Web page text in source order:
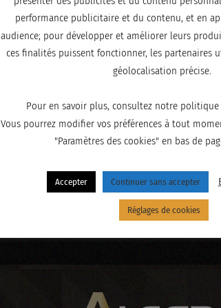
performance publicitaire et du contenu, et en
audience; pour développer et améliorer leurs
ces finalités puissent fonctionner, les partenaires
géolocalisation précise.
Pour en savoir plus, consultez notre
Vous pourrez modifier vos préférences à tout
"Paramètres des cookies" en bas de
Accepter Continuer sans accepter
Réglages de cookies